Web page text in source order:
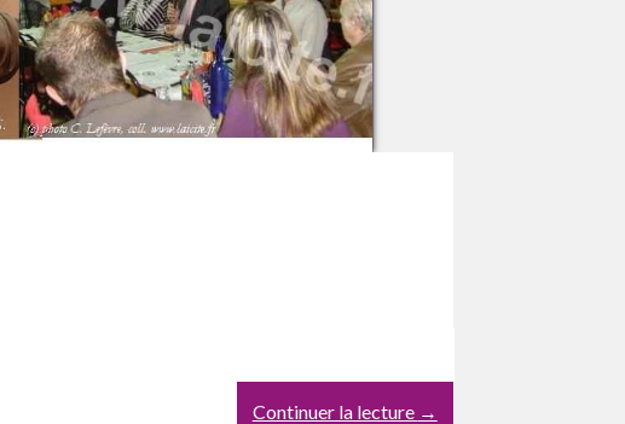
Continuer la lecture →